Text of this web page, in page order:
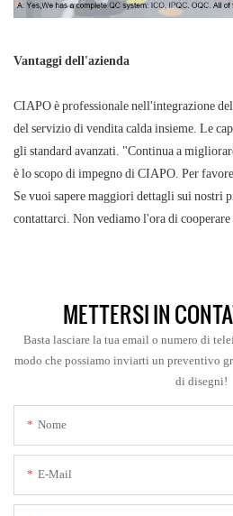
Vantaggi dell'azienda
CIAPO è professionale nell'integrazione
del servizio di vendita calda insieme. Le
gli standard avanzati. "Continua a
è lo scopo di impegno di CIAPO. Per
Se vuoi sapere maggiori dettagli sui nostri
contattarci. Non vediamo l'ora di cooperare
METTERSI IN
Basta lasciare la tua email o numero di
modo che possiamo inviarti un preventivo
di disegni!
Nome
E-Mail